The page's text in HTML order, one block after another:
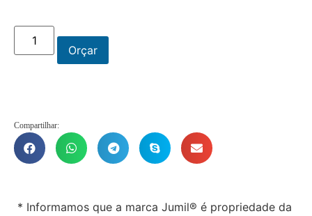
Orçar
Compartilhar:
* Informamos que a marca Jumil® é propriedade da